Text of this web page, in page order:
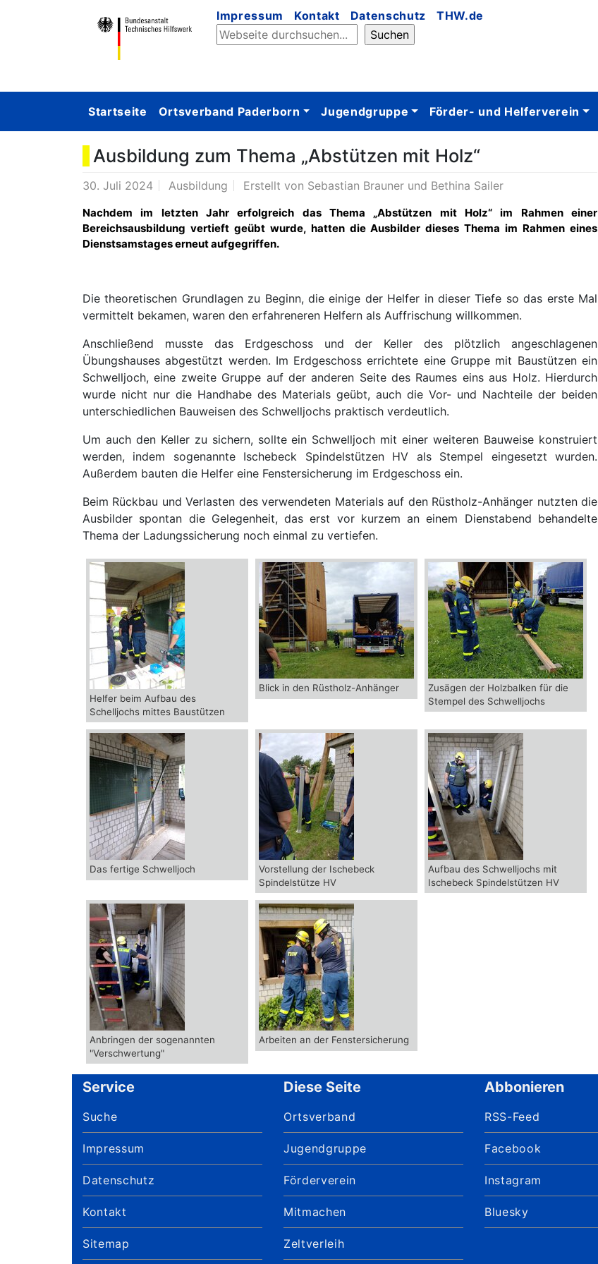
Impressum Kontakt Datenschutz THW.de
Startseite Ortsverband Paderborn Jugendgruppe Förder- und Helferverein
Ausbildung zum Thema „Abstützen mit Holz“
30. Juli 2024 Ausbildung Erstellt von Sebastian Brauner und Bethina Sailer
Nachdem im letzten Jahr erfolgreich das Thema „Abstützen mit Holz“ im Rahmen einer
Bereichsausbildung vertieft geübt wurde, hatten die Ausbilder dieses Thema im Rahmen eines
Dienstsamstages erneut aufgegriffen.
Die theoretischen Grundlagen zu Beginn, die einige der Helfer in dieser Tiefe so das erste Mal
vermittelt bekamen, waren den erfahreneren Helfern als Auffrischung willkommen.
Anschließend musste das Erdgeschoss und der Keller des plötzlich angeschlagenen
Übungshauses abgestützt werden. Im Erdgeschoss errichtete eine Gruppe mit Baustützen ein
Schwelljoch, eine zweite Gruppe auf der anderen Seite des Raumes eins aus Holz. Hierdurch
wurde nicht nur die Handhabe des Materials geübt, auch die Vor- und Nachteile der beiden
unterschiedlichen Bauweisen des Schwelljochs praktisch verdeutlich.
Um auch den Keller zu sichern, sollte ein Schwelljoch mit einer weiteren Bauweise konstruiert
werden, indem sogenannte Ischebeck Spindelstützen HV als Stempel eingesetzt wurden.
Außerdem bauten die Helfer eine Fenstersicherung im Erdgeschoss ein.
Beim Rückbau und Verlasten des verwendeten Materials auf den Rüstholz-Anhänger nutzten die
Ausbilder spontan die Gelegenheit, das erst vor kurzem an einem Dienstabend behandelte
Thema der Ladungssicherung noch einmal zu vertiefen.
Helfer beim Aufbau des
Schelljochs mittes Baustützen
Blick in den Rüstholz-Anhänger
Zusägen der Holzbalken für die
Stempel des Schwelljochs
Das fertige Schwelljoch
Vorstellung der Ischebeck
Spindelstütze HV
Aufbau des Schwelljochs mit
Ischebeck Spindelstützen HV
Anbringen der sogenannten
"Verschwertung"
Arbeiten an der Fenstersicherung
Service
Suche
Impressum
Datenschutz
Kontakt
Sitemap
Diese Seite
Ortsverband
Jugendgruppe
Förderverein
Mitmachen
Zeltverleih
Abbonieren
RSS-Feed
Facebook
Instagram
Bluesky